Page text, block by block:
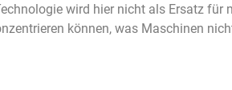
wird hier nicht als Ersatz
können, was Maschinen